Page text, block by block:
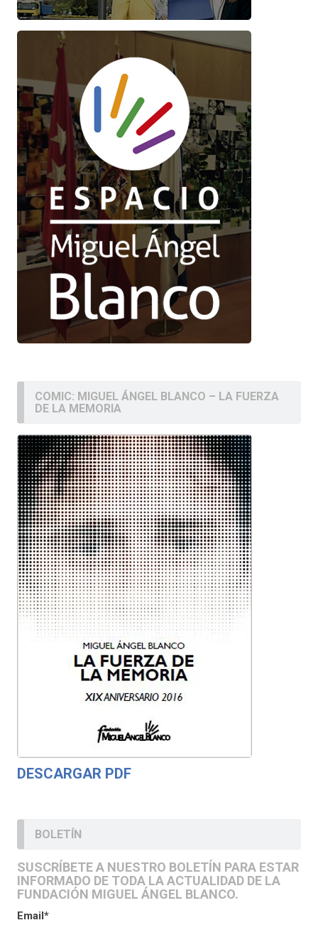
COMIC: MIGUEL ÁNGEL BLANCO – LA FUERZA
DE LA MEMORIA
DESCARGAR PDF
BOLETÍN
SUSCRÍBETE A NUESTRO BOLETÍN PARA ESTAR
INFORMADO DE TODA LA ACTUALIDAD DE LA
FUNDACIÓN MIGUEL ÁNGEL BLANCO.
Email*